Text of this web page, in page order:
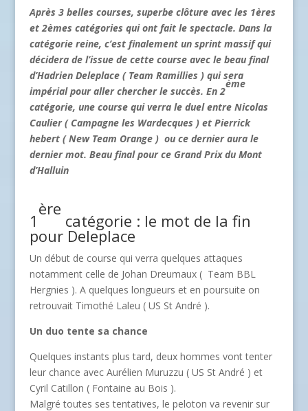
Après 3 belles courses, superbe clôture avec les 1ères
et 2èmes catégories qui ont fait le spectacle. Dans la
catégorie reine, c’est finalement un sprint massif qui
décidera de l’issue de cette course avec le beau final
d’Hadrien Deleplace ( Team Ramillies ) qui sera
impérial pour aller chercher le succès. En 2
ème
catégorie, une course qui verra le duel entre Nicolas
Caulier ( Campagne les Wardecques ) et Pierrick
hebert ( New Team Orange ) ou ce dernier aura le
dernier mot. Beau final pour ce Grand Prix du Mont
d’Halluin
1
ère
catégorie : le mot de la fin
pour Deleplace
Un début de course qui verra quelques attaques
notamment celle de Johan Dreumaux ( Team BBL
Hergnies ). A quelques longueurs et en poursuite on
retrouvait Timothé Laleu ( US St André ).
Un duo tente sa chance
Quelques instants plus tard, deux hommes vont tenter
leur chance avec Aurélien Muruzzu ( US St André ) et
Cyril Catillon ( Fontaine au Bois ).
Malgré toutes ses tentatives, le peloton va revenir sur